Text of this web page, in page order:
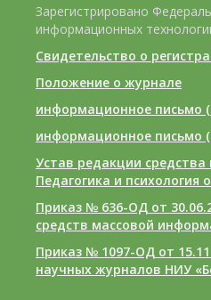
Зарегистрировано
информационных
Свидетельство о
Положение о журнале
информационное письмо
информационное письмо
Устав редакции
Педагогика и психология
Приказ № 636-ОД от
средств массовой
Приказ № 1097-ОД от
научных журналов НИУ